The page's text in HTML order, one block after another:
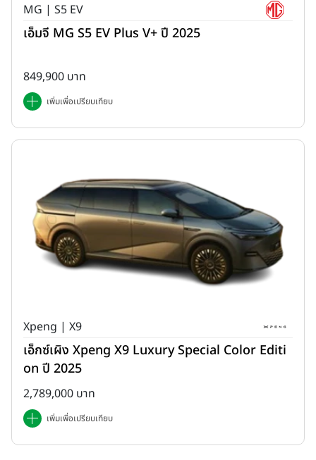
MG | S5 EV
เอ็มจี MG S5 EV Plus V+ ปี 2025
849,900 บาท
เพิ่มเพื่อเปรียบเทียบ
Xpeng | X9
เอ็กซ์เผิง Xpeng X9 Luxury Special Color Editi
on ปี 2025
2,789,000 บาท
เพิ่มเพื่อเปรียบเทียบ